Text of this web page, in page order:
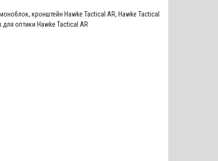
, кронштейн Hawke Tactical AR, Hawke Tactical
для оптики Hawke Tactical AR